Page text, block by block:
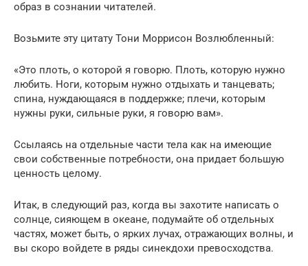
образ в сознании читателей.
Возьмите эту цитату Тони Моррисон Возлюбленный:
«Это плоть, о которой я говорю. Плоть, которую нужно
любить. Ноги, которым нужно отдыхать и танцевать;
спина, нуждающаяся в поддержке; плечи, которым
нужны руки, сильные руки, я говорю вам».
Ссылаясь на отдельные части тела как на имеющие
свои собственные потребности, она придает большую
ценность целому.
Итак, в следующий раз, когда вы захотите написать о
солнце, сияющем в океане, подумайте об отдельных
частях, может быть, о ярких лучах, отражающих волны, и
вы скоро войдете в ряды синекдохи превосходства.